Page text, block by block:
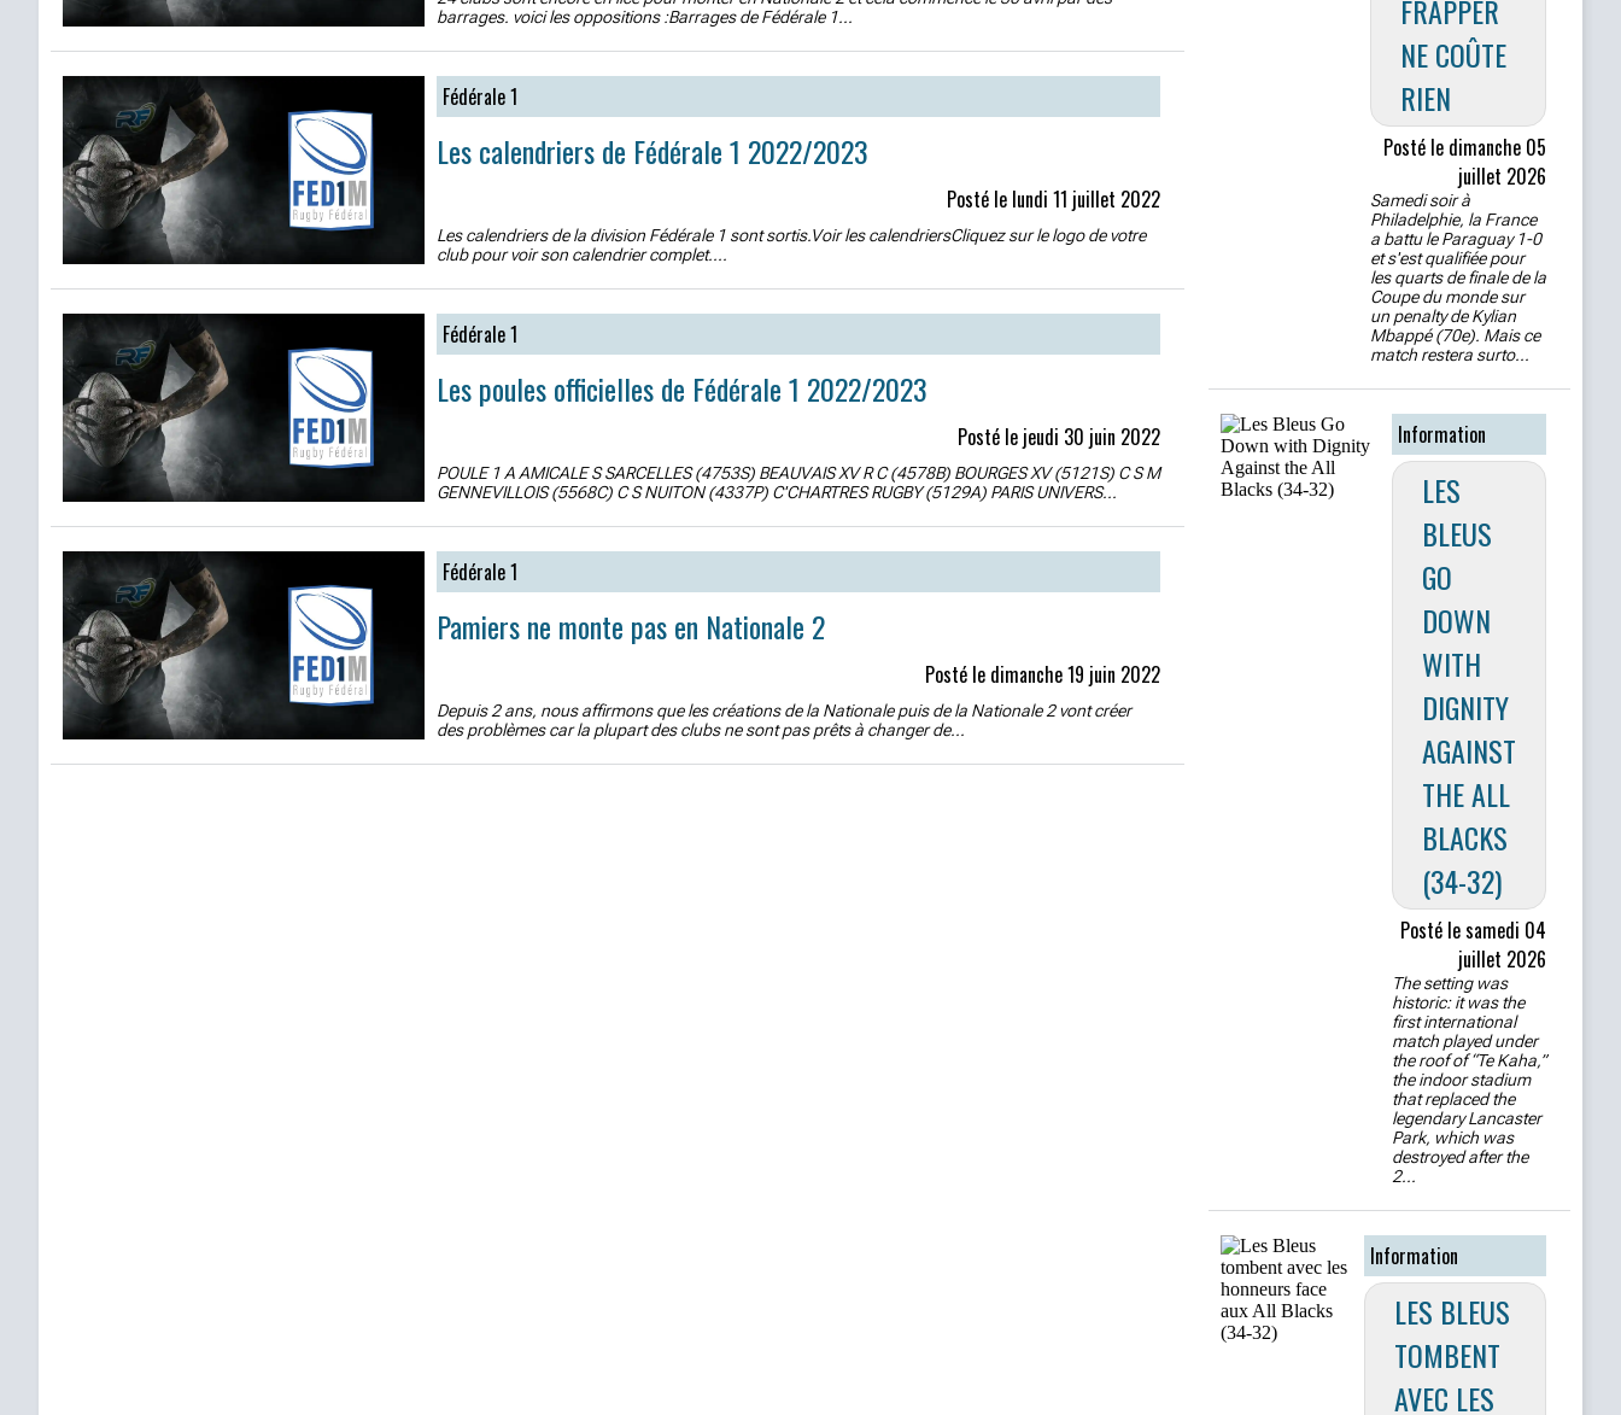
barrages. voici les oppositions :Barrages de Fédérale 1...
Fédérale 1
Les calendriers de Fédérale 1 2022/2023
Posté le lundi 11 juillet 2022
Les calendriers de la division Fédérale 1 sont sortis.Voir les calendriersCliquez sur le logo de votre
club pour voir son calendrier complet....
Fédérale 1
Les poules officielles de Fédérale 1 2022/2023
Posté le jeudi 30 juin 2022
POULE 1 A AMICALE S SARCELLES (4753S) BEAUVAIS XV R C (4578B) BOURGES XV (5121S) C S M
GENNEVILLOIS (5568C) C S NUITON (4337P) C'CHARTRES RUGBY (5129A) PARIS UNIVERS...
Fédérale 1
Pamiers ne monte pas en Nationale 2
Posté le dimanche 19 juin 2022
Depuis 2 ans, nous affirmons que les créations de la Nationale puis de la Nationale 2 vont créer
des problèmes car la plupart des clubs ne sont pas prêts à changer de...
FRAPPER
NE COÛTE
RIEN
Posté le dimanche 05
juillet 2026
Samedi soir à
Philadelphie, la France
a battu le Paraguay 1-0
et s'est qualifiée pour
les quarts de finale de la
Coupe du monde sur
un penalty de Kylian
Mbappé (70e). Mais ce
match restera surto...
Information
LES
BLEUS
GO
DOWN
WITH
DIGNITY
AGAINST
THE ALL
BLACKS
(34-32)
Posté le samedi 04
juillet 2026
The setting was
historic: it was the
first international
match played under
the roof of “Te Kaha,”
the indoor stadium
that replaced the
legendary Lancaster
Park, which was
destroyed after the
2...
Information
LES BLEUS
TOMBENT
AVEC LES